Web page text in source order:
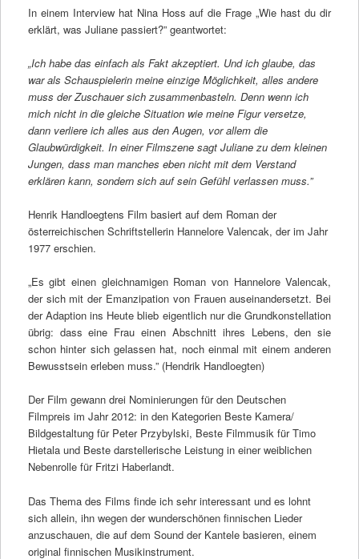
In einem Interview hat Nina Hoss auf die Frage „Wie hast du dir
erklärt, was Juliane passiert?” geantwortet:
„Ich habe das einfach als Fakt akzeptiert. Und ich glaube, das
war als Schauspielerin meine einzige Möglichkeit, alles andere
muss der Zuschauer sich zusammenbasteln. Denn wenn ich
mich nicht in die gleiche Situation wie meine Figur versetze,
dann verliere ich alles aus den Augen, vor allem die
Glaubwürdigkeit. In einer Filmszene sagt Juliane zu dem kleinen
Jungen, dass man manches eben nicht mit dem Verstand
erklären kann, sondern sich auf sein Gefühl verlassen muss.”
Henrik Handloegtens Film basiert auf dem Roman der
österreichischen Schriftstellerin Hannelore Valencak, der im Jahr
1977 erschien.
„Es gibt einen gleichnamigen Roman von Hannelore Valencak,
der sich mit der Emanzipation von Frauen auseinandersetzt. Bei
der Adaption ins Heute blieb eigentlich nur die Grundkonstellation
übrig: dass eine Frau einen Abschnitt ihres Lebens, den sie
schon hinter sich gelassen hat, noch einmal mit einem anderen
Bewusstsein erleben muss.” (Hendrik Handloegten)
Der Film gewann drei Nominierungen für den Deutschen
Filmpreis im Jahr 2012: in den Kategorien Beste Kamera/
Bildgestaltung für Peter Przybylski, Beste Filmmusik für Timo
Hietala und Beste darstellerische Leistung in einer weiblichen
Nebenrolle für Fritzi Haberlandt.
Das Thema des Films finde ich sehr interessant und es lohnt
sich allein, ihn wegen der wunderschönen finnischen Lieder
anzuschauen, die auf dem Sound der Kantele basieren, einem
original finnischen Musikinstrument.